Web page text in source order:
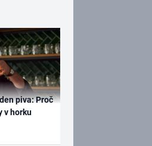
piva: Proč
v horku